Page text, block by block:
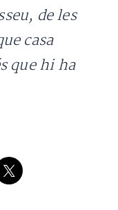
de les
casa
que hi ha